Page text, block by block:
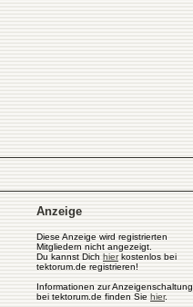
Anzeige
Diese Anzeige wird registrierten
Mitgliedern nicht angezeigt.
Du kannst Dich hierkostenlos bei
tektorum.de registrieren!
Informationen zur Anzeigenschaltung
bei tektorum.de finden Sie hier.